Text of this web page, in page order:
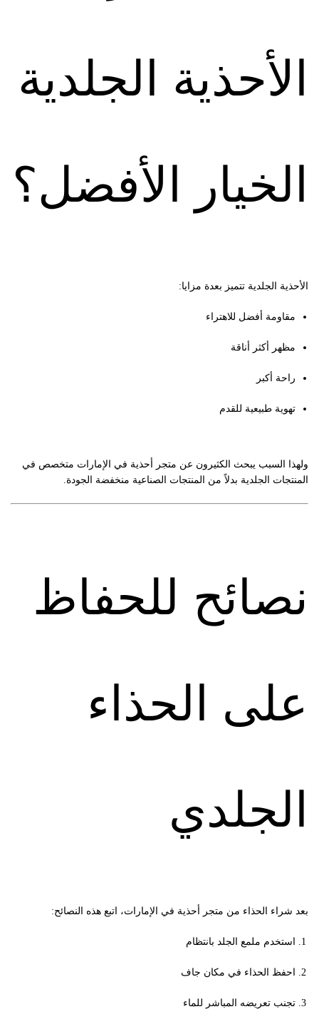
الأحذية الجلدية
الخيار الأفضل؟
الأحذية الجلدية تتميز بعدة مزايا:
مقاومة أفضل للاهتراء
مظهر أكثر أناقة
راحة أكبر
تهوية طبيعية للقدم
ولهذا السبب يبحث الكثيرون عن متجر أحذية في الإمارات متخصص في
المنتجات الجلدية بدلاً من المنتجات الصناعية منخفضة الجودة.
نصائح للحفاظ
على الحذاء
الجلدي
بعد شراء الحذاء من متجر أحذية في الإمارات، اتبع هذه النصائح:
استخدم ملمع الجلد بانتظام
احفظ الحذاء في مكان جاف
تجنب تعريضه المباشر للماء